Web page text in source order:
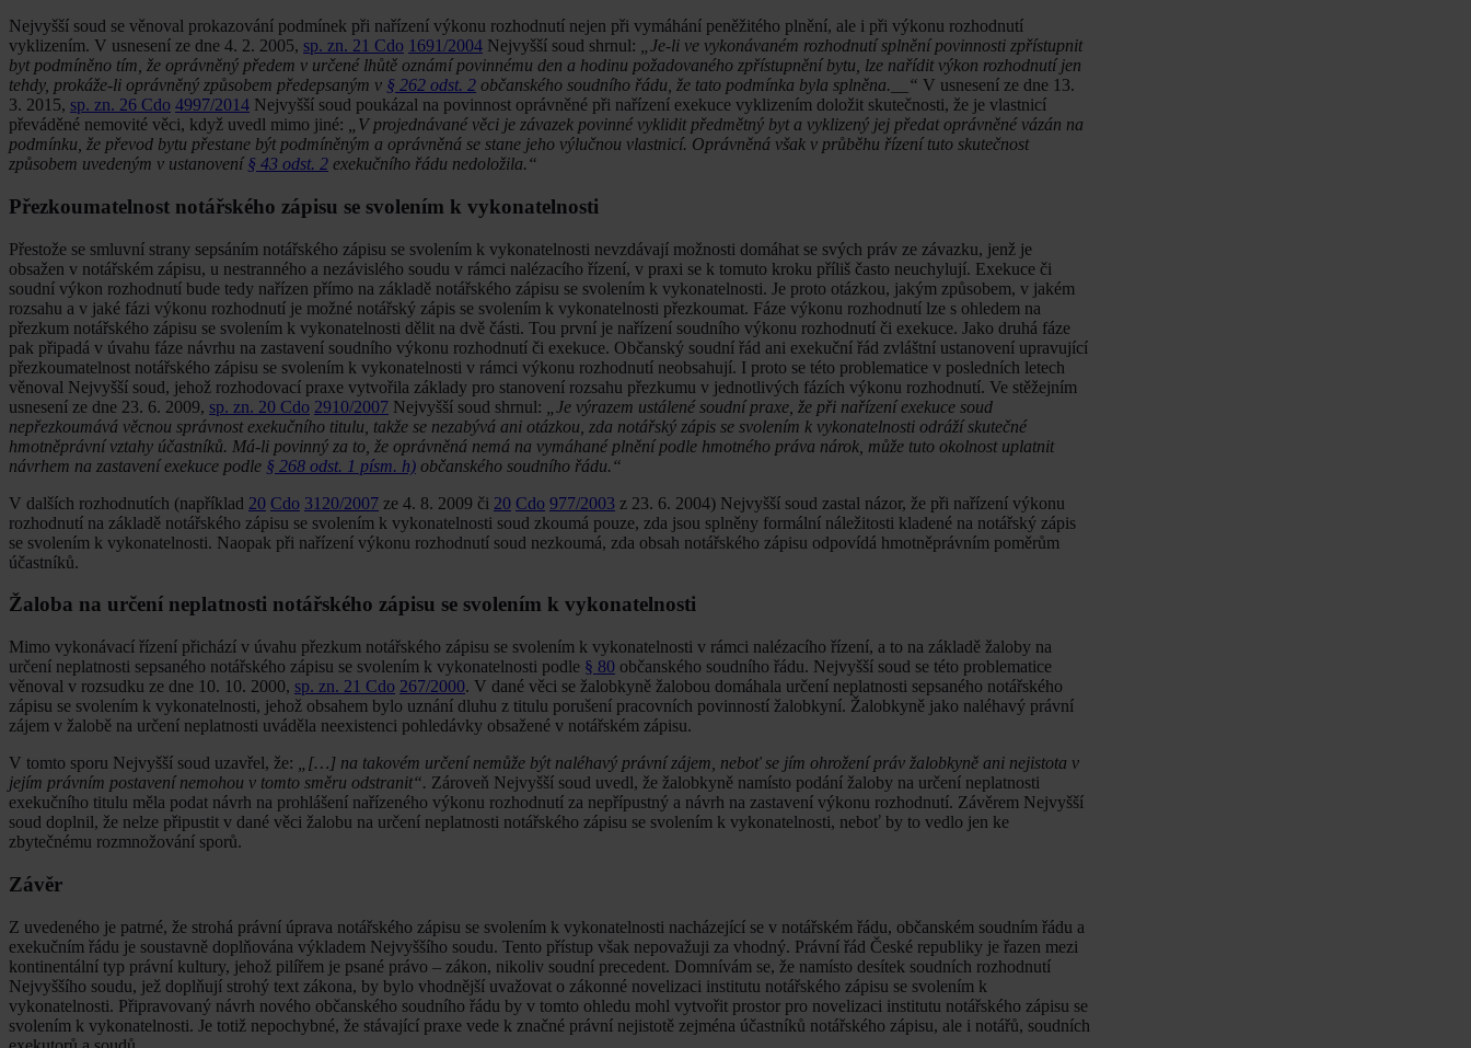
Nejvyšší soud se věnoval prokazování podmínek při nařízení výkonu rozhodnutí nejen při vymáhání peněžitého plnění, ale i při výkonu rozhodnutí
vyklizením. V usnesení ze dne 4. 2. 2005, sp. zn. 21 Cdo 1691/2004 Nejvyšší soud shrnul:
„Je-li ve vykonávaném rozhodnutí splnění povinnosti zpřístupnit
byt podmíněno tím, že oprávněný předem v určené lhůtě oznámí povinnému den a hodinu požadovaného zpřístupnění bytu, lze nařídit výkon rozhodnutí jen
tehdy, prokáže-li oprávněný způsobem předepsaným v § 262 odst. 2 občanského soudního řádu, že tato podmínka byla splněna.__“ V usnesení ze dne 13.
3. 2015, sp. zn. 26 Cdo 4997/2014 Nejvyšší soud poukázal na povinnost oprávněné při nařízení exekuce vyklizením doložit skutečnosti, že je vlastnicí
převáděné nemovité věci, když uvedl mimo jiné:
„V projednávané věci je závazek povinné vyklidit předmětný byt a vyklizený jej předat oprávněné vázán na
podmínku, že převod bytu přestane být podmíněným a oprávněná se stane jeho výlučnou vlastnicí. Oprávněná však v průběhu řízení tuto skutečnost
způsobem uvedeným v ustanovení § 43 odst. 2 exekučního řádu nedoložila.“
Přezkoumatelnost notářského zápisu se svolením k vykonatelnosti
Přestože se smluvní strany sepsáním notářského zápisu se svolením k vykonatelnosti nevzdávají možnosti domáhat se svých práv ze závazku, jenž je
obsažen v notářském zápisu, u nestranného a nezávislého soudu v rámci nalézacího řízení, v praxi se k tomuto kroku příliš často neuchylují. Exekuce či
soudní výkon rozhodnutí bude tedy nařízen přímo na základě notářského zápisu se svolením k vykonatelnosti. Je proto otázkou, jakým způsobem, v jakém
rozsahu a v jaké fázi výkonu rozhodnutí je možné notářský zápis se svolením k vykonatelnosti přezkoumat. Fáze výkonu rozhodnutí lze s ohledem na
přezkum notářského zápisu se svolením k vykonatelnosti dělit na dvě části. Tou první je nařízení soudního výkonu rozhodnutí či exekuce. Jako druhá fáze
pak připadá v úvahu fáze návrhu na zastavení soudního výkonu rozhodnutí či exekuce. Občanský soudní řád ani exekuční řád zvláštní ustanovení upravující
přezkoumatelnost notářského zápisu se svolením k vykonatelnosti v rámci výkonu rozhodnutí neobsahují. I proto se této problematice v posledních letech
věnoval Nejvyšší soud, jehož rozhodovací praxe vytvořila základy pro stanovení rozsahu přezkumu v jednotlivých fázích výkonu rozhodnutí. Ve stěžejním
usnesení ze dne 23. 6. 2009, sp. zn. 20 Cdo 2910/2007 Nejvyšší soud shrnul:
„Je výrazem ustálené soudní praxe, že při nařízení exekuce soud
nepřezkoumává věcnou správnost exekučního titulu, takže se nezabývá ani otázkou, zda notářský zápis se svolením k vykonatelnosti odráží skutečné
hmotněprávní vztahy účastníků. Má-li povinný za to, že oprávněná nemá na vymáhané plnění podle hmotného práva nárok, může tuto okolnost uplatnit
návrhem na zastavení exekuce podle § 268 odst. 1 písm. h) občanského soudního řádu.“
V dalších rozhodnutích (například 20 Cdo 3120/2007 ze 4. 8. 2009 či 20 Cdo 977/2003 z 23. 6. 2004) Nejvyšší soud zastal názor, že při nařízení výkonu
rozhodnutí na základě notářského zápisu se svolením k vykonatelnosti soud zkoumá pouze, zda jsou splněny formální náležitosti kladené na notářský zápis
se svolením k vykonatelnosti. Naopak při nařízení výkonu rozhodnutí soud nezkoumá, zda obsah notářského zápisu odpovídá hmotněprávním poměrům
účastníků.
Žaloba na určení neplatnosti notářského zápisu se svolením k vykonatelnosti
Mimo vykonávací řízení přichází v úvahu přezkum notářského zápisu se svolením k vykonatelnosti v rámci nalézacího řízení, a to na základě žaloby na
určení neplatnosti sepsaného notářského zápisu se svolením k vykonatelnosti podle § 80 občanského soudního řádu. Nejvyšší soud se této problematice
věnoval v rozsudku ze dne 10. 10. 2000, sp. zn. 21 Cdo 267/2000. V dané věci se žalobkyně žalobou domáhala určení neplatnosti sepsaného notářského
zápisu se svolením k vykonatelnosti, jehož obsahem bylo uznání dluhu z titulu porušení pracovních povinností žalobkyní. Žalobkyně jako naléhavý právní
zájem v žalobě na určení neplatnosti uváděla neexistenci pohledávky obsažené v notářském zápisu.
V tomto sporu Nejvyšší soud uzavřel, že:
„[…] na takovém určení nemůže být naléhavý právní zájem, neboť se jím ohrožení práv žalobkyně ani nejistota v
jejím právním postavení nemohou v tomto směru odstranit“. Zároveň Nejvyšší soud uvedl, že žalobkyně namísto podání žaloby na určení neplatnosti
exekučního titulu měla podat návrh na prohlášení nařízeného výkonu rozhodnutí za nepřípustný a návrh na zastavení výkonu rozhodnutí. Závěrem Nejvyšší
soud doplnil, že nelze připustit v dané věci žalobu na určení neplatnosti notářského zápisu se svolením k vykonatelnosti, neboť by to vedlo jen ke
zbytečnému rozmnožování sporů.
Závěr
Z uvedeného je patrné, že strohá právní úprava notářského zápisu se svolením k vykonatelnosti nacházející se v notářském řádu, občanském soudním řádu a
exekučním řádu je soustavně doplňována výkladem Nejvyššího soudu. Tento přístup však nepovažuji za vhodný. Právní řád České republiky je řazen mezi
kontinentální typ právní kultury, jehož pilířem je psané právo – zákon, nikoliv soudní precedent. Domnívám se, že namísto desítek soudních rozhodnutí
Nejvyššího soudu, jež doplňují strohý text zákona, by bylo vhodnější uvažovat o zákonné novelizaci institutu notářského zápisu se svolením k
vykonatelnosti. Připravovaný návrh nového občanského soudního řádu by v tomto ohledu mohl vytvořit prostor pro novelizaci institutu notářského zápisu se
svolením k vykonatelnosti. Je totiž nepochybné, že stávající praxe vede k značné právní nejistotě zejména účastníků notářského zápisu, ale i notářů, soudních